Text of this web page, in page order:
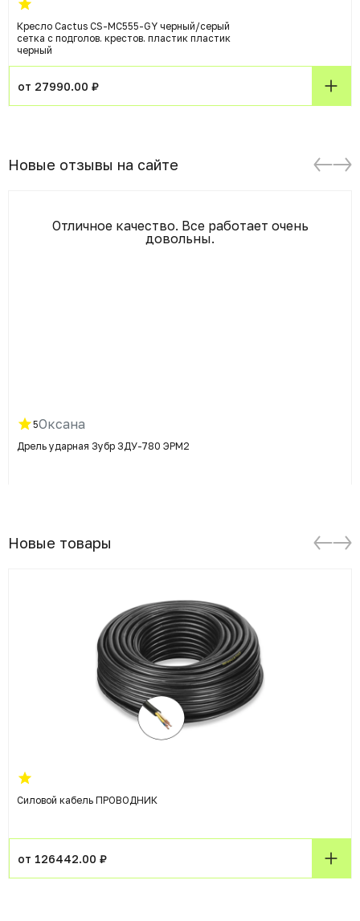
Кресло Cactus CS-MC555-GY черный/серый
сетка с подголов. крестов. пластик пластик
черный
от 27990.00 ₽
Новые отзывы на сайте
Отличное качество. Все работает очень
довольны.
5Оксана
Дрель ударная Зубр ЗДУ-780 ЭРМ2
Новые товары
Силовой кабель ПРОВОДНИК
от 126442.00 ₽